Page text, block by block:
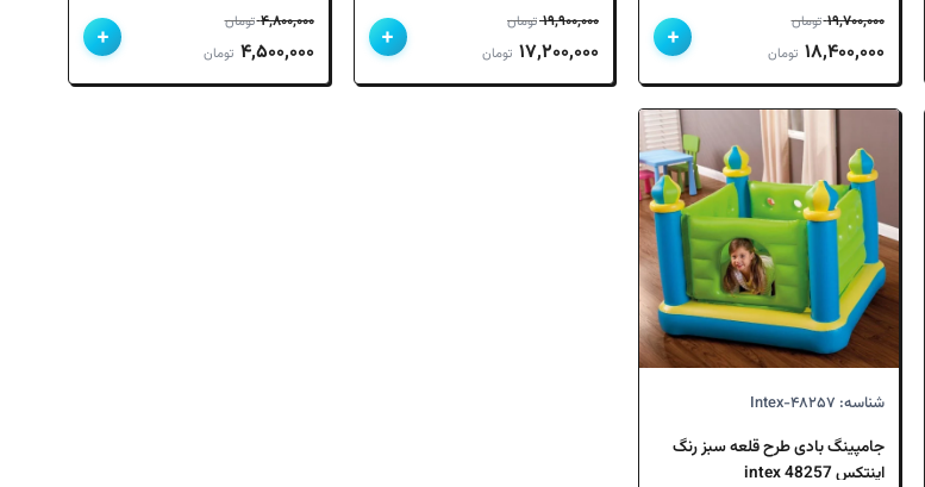
۱۹,۷۰۰,۰۰۰ تومان
قیمت
اصلی
۱۹,۷۰۰,۰۰۰ تومان
بود.
۱۸,۴۰۰,۰۰۰ تومانقیمت
فعلی
۱۸,۴۰۰,۰۰۰ تومان
است.
+ ۱۹,۹۰۰,۰۰۰ تومان
قیمت
اصلی
۱۷,۲۰۰,۰۰۰ تومانقیمت
فعلی
+ ۴,۸۰۰,۰۰۰ تومان
قیمت
اصلی
۴,۵۰۰,۰۰۰ تومانقیمت
فعلی
+
شناسه: Intex-۴۸۲۵۷
جامپینگ بادی طرح قلعه سبز رنگ
اینتکس 48257 intex